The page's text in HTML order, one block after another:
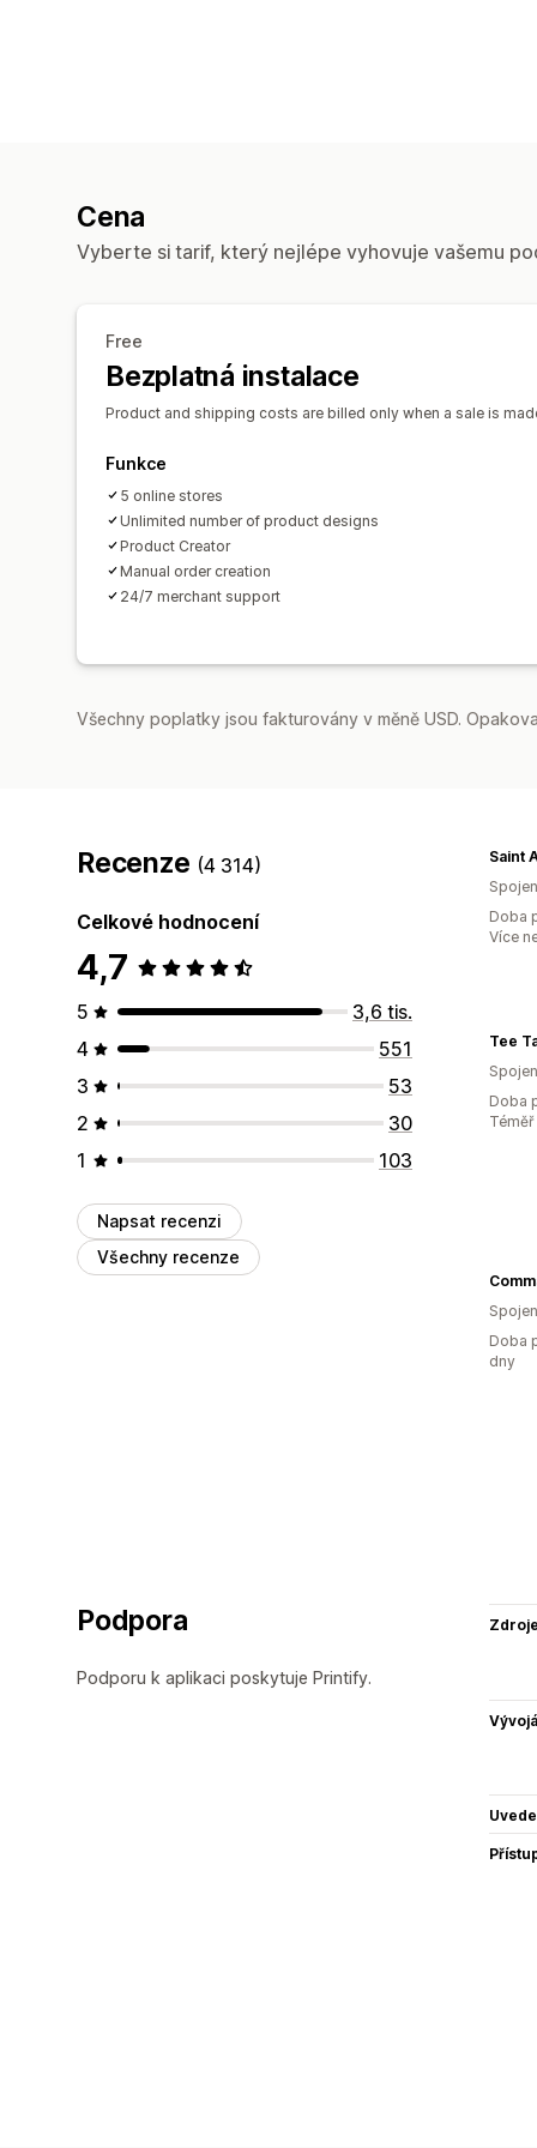
Cena
Vyberte si tarif, který nejlépe vyhovuje vašemu
Free
Bezplatná instalace
Product and shipping costs are billed only when a sale is
Funkce
5 online stores
Unlimited number of product designs
Product Creator
Manual order creation
24/7 merchant support
Všechny poplatky jsou fakturovány v měně USD.
Recenze (4 314)
Celkové hodnocení
4,7
5
3,6 tis.
4
551
3
53
2
30
1
103
Napsat recenzi
Všechny recenze
Saint
Doba
Více
Tee
Doba
Doba
dny
Podpora
Podporu k aplikaci poskytuje Printify.
Zdroje